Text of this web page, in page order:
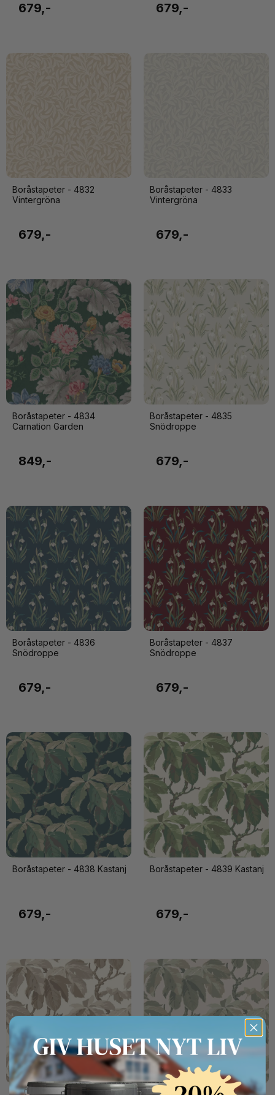
679,- 679,-
Boråstapeter - 4832
Vintergröna
679,-
Boråstapeter - 4833
Vintergröna
679,-
Boråstapeter - 4834
Carnation Garden
849,-
Boråstapeter - 4835
Snödroppe
679,-
Boråstapeter - 4836
Snödroppe
679,-
Boråstapeter - 4837
Snödroppe
679,-
Boråstapeter - 4838 Kastanj
679,-
Boråstapeter - 4839 Kastanj
679,-